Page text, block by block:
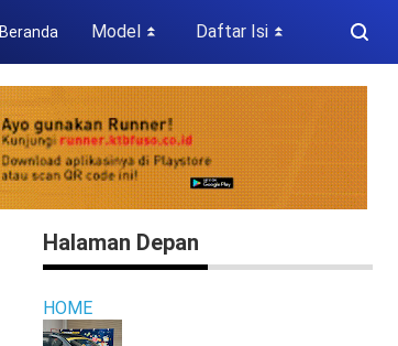
Beranda Model ⏬ Daftar Isi ⏬
Halaman Depan
HOME